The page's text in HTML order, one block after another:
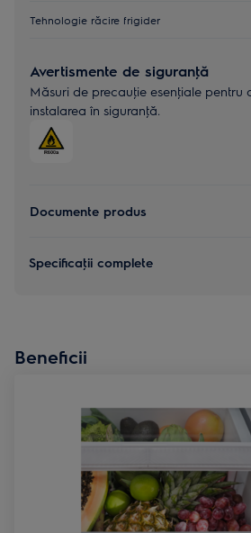
Tehnologie răcire frigider
Avertismente de siguranţă
Măsuri de precauţie esenţiale pentru
instalarea în siguranţă.
Documente produs
Specificaţii complete
Beneficii